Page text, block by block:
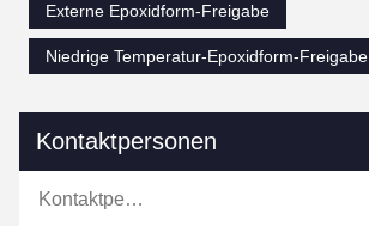
Externe Epoxidform-Freigabe
Niedrige Temperatur-Epoxidform-Freigabe
Kontaktpersonen
Kontaktpersonen: